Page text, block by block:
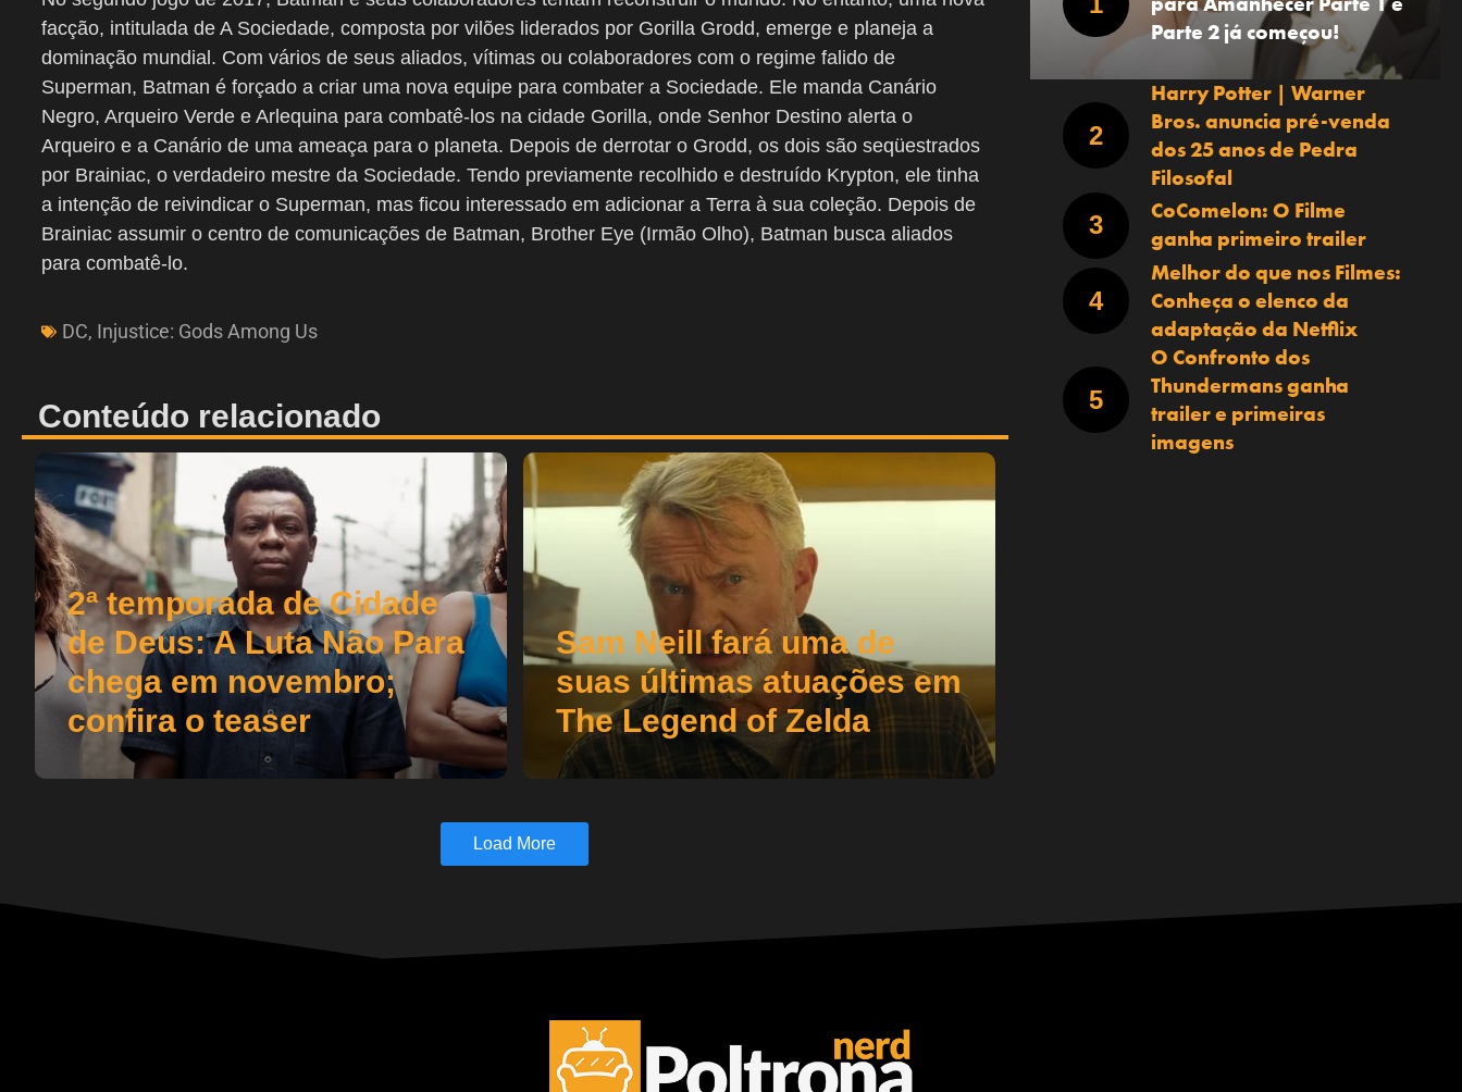
facção, intitulada de A Sociedade, composta por vilões liderados por Gorilla Grodd, emerge e planeja a
dominação mundial. Com vários de seus aliados, vítimas ou colaboradores com o regime falido de
Superman, Batman é forçado a criar uma nova equipe para combater a Sociedade. Ele manda Canário
Negro, Arqueiro Verde e Arlequina para combatê-los na cidade Gorilla, onde Senhor Destino alerta o
Arqueiro e a Canário de uma ameaça para o planeta. Depois de derrotar o Grodd, os dois são seqüestrados
por Brainiac, o verdadeiro mestre da Sociedade. Tendo previamente recolhido e destruído Krypton, ele tinha
a intenção de reivindicar o Superman, mas ficou interessado em adicionar a Terra à sua coleção. Depois de
Brainiac assumir o centro de comunicações de Batman, Brother Eye (Irmão Olho), Batman busca aliados
para combatê-lo.
DC, Injustice: Gods Among Us
Conteúdo relacionado
2ª temporada de Cidade
de Deus: A Luta Não Para
chega em novembro;
confira o teaser
Sam Neill fará uma de
suas últimas atuações em
The Legend of Zelda
Load More
Parte 2 já começou!
Harry Potter | Warner
Bros. anuncia pré-venda
dos 25 anos de Pedra
Filosofal
CoComelon: O Filme
ganha primeiro trailer
Melhor do que nos Filmes:
Conheça o elenco da
adaptação da Netflix
O Confronto dos
Thundermans ganha
trailer e primeiras
imagens